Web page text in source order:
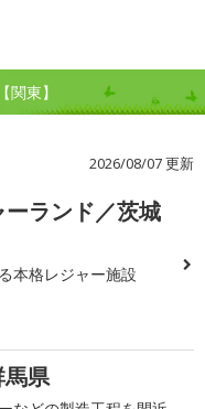
東】
2026/08/07 更新
ランド／茨城
本格レジャー施設
馬県